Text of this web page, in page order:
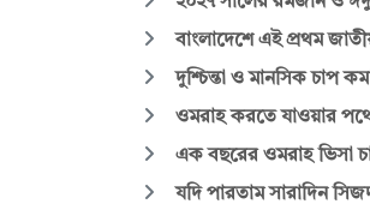
বাংলাদেশে এই প্রথম
দুশ্চিন্তা ও মানসিক চাপ
ওমরাহ করতে যাওয়ার পথে
এক বছরের ওমরাহ ভিসা
যদি পারতাম সারাদিন